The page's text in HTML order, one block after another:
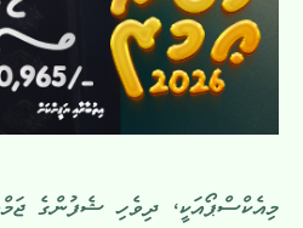
މިއެކްސްޕޯއަކީ، ދިވެހި ޝެފުންގެ